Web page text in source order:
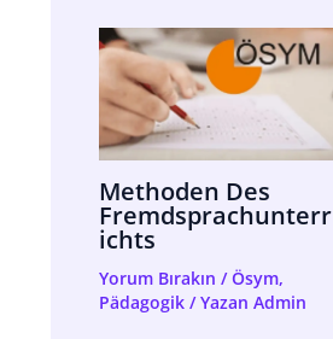
Methoden Des
Fremdsprachunterr
Ichts
Yorum Bırakın /Ösym,
Pädagogik / Yazan Admin